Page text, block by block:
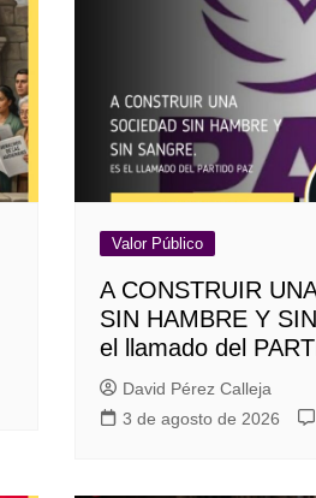
Valor Público
A CONSTRUIR
SIN HAMBRE Y
el llamado del
David Pérez Calleja
3 de agosto de 2026